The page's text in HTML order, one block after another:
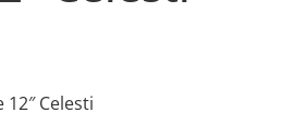
Celesti